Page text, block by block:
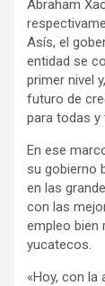
Abraham
Asís, el
entidad se
primer nivel
futuro de
para todas y
En ese
su gobierno
en las
con las
empleo bien
yucatecos.
«Hoy, con la